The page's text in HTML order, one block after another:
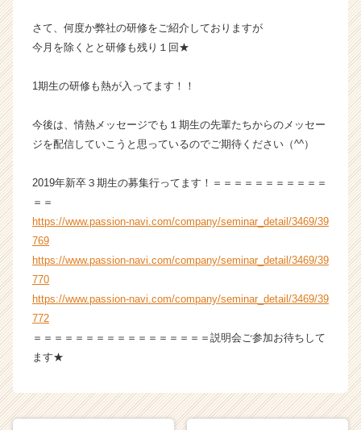
就
活
イ
ア
キ
リ
（C
e
C
r
さて、何度か弊社の研修をご紹介しておりますが
今月を除くとと研修も残り１回★
1期生の研修も熱が入ってます！！
今後は、情熱メッセージでも１期生の先輩たちからのメッセー
ジを配信していこうと思っているのでご期待ください（^^）
2019年新卒３期生の募集行ってます！＝＝＝＝＝＝＝＝＝＝＝
＝＝
https://www.passion-navi.com/company/seminar_detail/3469/39
769
https://www.passion-navi.com/company/seminar_detail/3469/39
770
https://www.passion-navi.com/company/seminar_detail/3469/39
772
＝＝＝＝＝＝＝＝＝＝＝＝＝＝＝＝＝説明会ご参加お待ちして
ます★